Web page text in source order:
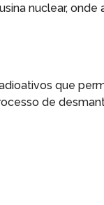
nuclear, onde
que
de